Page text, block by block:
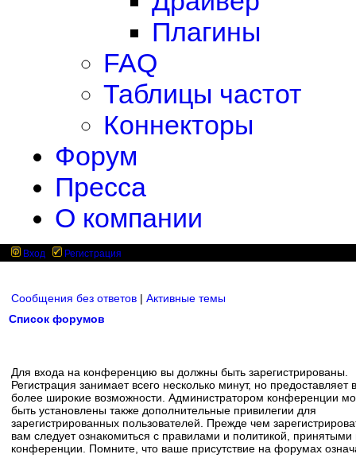
Плагины
FAQ
Таблицы частот
Коннекторы
Форум
Пресса
О компании
Вход Регистрация
Сообщения без ответов | Активные темы
Список форумов
Для входа на конференцию вы должны быть зарегистрированы.
Регистрация занимает всего несколько минут, но предоставляет
более широкие возможности. Администратором конференции
быть установлены также дополнительные привилегии для
зарегистрированных пользователей. Прежде чем
вам следует ознакомиться с правилами и политикой, принятыми
конференции. Помните, что ваше присутствие на форумах